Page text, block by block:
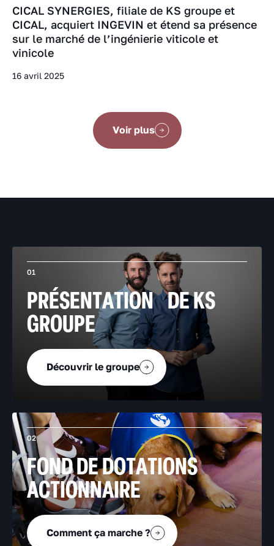
CICAL SYNERGIES, filiale de KS groupe et
CICAL, acquiert INGEVIN et étend sa présence
sur le marché de l’ingénierie viticole et
vinicole
16 avril 2025
Voir plus
01
PRÉSENTATION DE KS
GROUPE
Découvrir le groupe
02
FOND DE DOTATIONS
ACTIONNAIRE
Comment ça marche ?